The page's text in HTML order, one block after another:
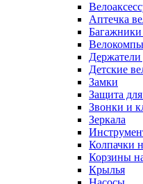
Аптечка
Держатели
Детские
Замки
Защита
Звонки и
Зеркала
Колпачки
Корзины
Крылья